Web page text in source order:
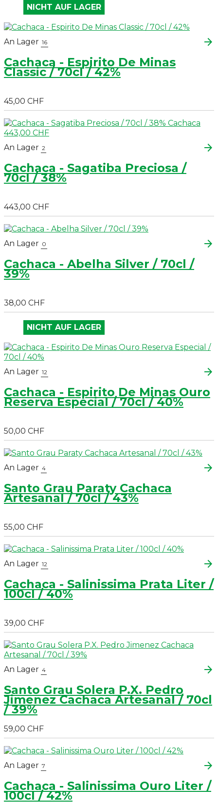
NICHT AUF LAGER
An Lager 16 arrow_forward
Cachaca - Espirito De Minas
Classic / 70cl / 42%
45,00 CHF
An Lager 2 arrow_forward
Cachaca - Sagatiba Preciosa /
70cl / 38%
443,00 CHF
An Lager 0 arrow_forward
Cachaca - Abelha Silver / 70cl /
39%
38,00 CHF
NICHT AUF LAGER
An Lager 12 arrow_forward
Cachaca - Espirito De Minas Ouro
Reserva Especial / 70cl / 40%
50,00 CHF
An Lager 4 arrow_forward
Santo Grau Paraty Cachaca
Artesanal / 70cl / 43%
55,00 CHF
An Lager 12 arrow_forward
Cachaca - Salinissima Prata Liter /
100cl / 40%
39,00 CHF
An Lager 4 arrow_forward
Santo Grau Solera P.X. Pedro
Jimenez Cachaca Artesanal / 70cl
/ 39%
59,00 CHF
An Lager 7 arrow_forward
Cachaca - Salinissima Ouro Liter /
100cl / 42%